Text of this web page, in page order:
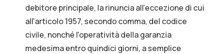
debitore principale, la rinuncia all'eccezione di cui
all'articolo 1957, secondo comma, del codice
civile, nonché l'operatività della garanzia
medesima entro quindici giorni, a semplice